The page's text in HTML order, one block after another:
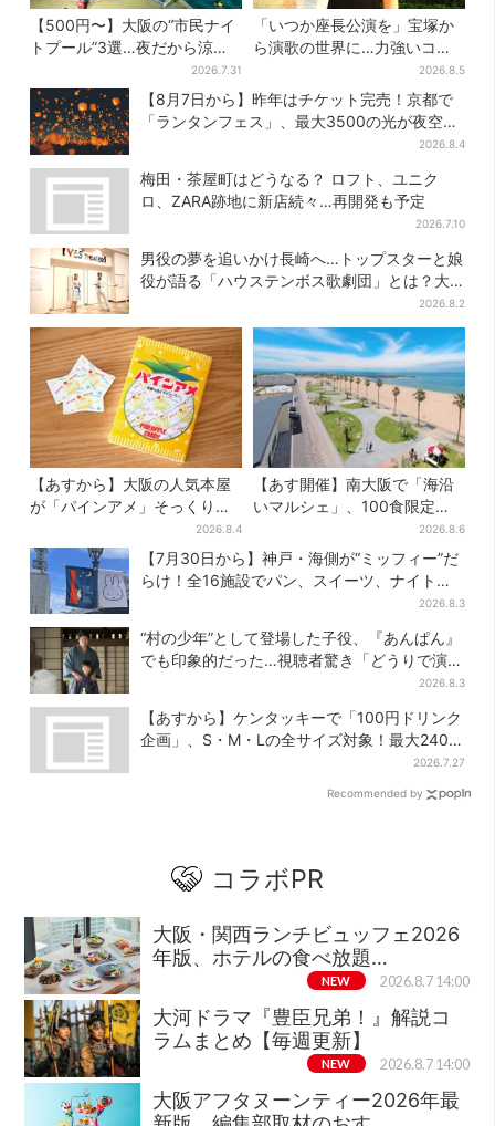
【500円〜】大阪の“市民ナイ
トプール”3選…夜だから涼し
2026.7.31
「いつか座長公演を」宝塚か
ら演歌の世界に…力強いコブ
シで聴かせる有沙瞳の目指す
道とは
2026.8.5
【8月7日から】昨年はチケット完売！京都で
「ランタンフェス」、最大3500の光が夜空
2026.8.4
梅田・茶屋町はどうなる？ ロフト、ユニク
ロ、ZARA跡地に新店続々…再開発も予定
2026.7.10
男役の夢を追いかけ長崎へ…トップスターと娘
役が語る「ハウステンボス歌劇団」とは？大
2026.8.2
【あすから】大阪の人気本屋
が「パインアメ」そっくりの
ブックカバー開発、梅田で先
行販売
2026.8.4
【あす開催】南大阪で「海沿
いマルシェ」、100食限定
「たこ飯」のふるまい＆キッ
ズ縁日も
2026.8.6
【7月30日から】神戸・海側が“ミッフィー”だ
らけ！全16施設でパン、スイーツ、ナイトマ
2026.8.3
“村の少年”として登場した子役、『あんぱん』
でも印象的だった…視聴者驚き「どうりで演技
2026.8.3
【あすから】ケンタッキーで「100円ドリンク
企画」、S・M・Lの全サイズ対象！最大240円
2026.7.27
Recommended by
コラボPR
大阪・関西ランチビュッフェ2026
年版、ホテルの食べ放題…
NEW 2026.8.7 14:00
大河ドラマ『豊臣兄弟！』解説コ
ラムまとめ【毎週更新】
NEW 2026.8.7 14:00
大阪アフタヌーンティー2026年最